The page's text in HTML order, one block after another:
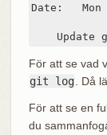
Date:   Mon
Update
För att se vad
git log . Då
För att se en
du